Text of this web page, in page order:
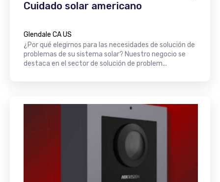
Cuidado solar americano
Glendale CA US
¿Por qué elegirnos para las necesidades de solución de
problemas de su sistema solar? Nuestro negocio se
destaca en el sector de solución de problem...